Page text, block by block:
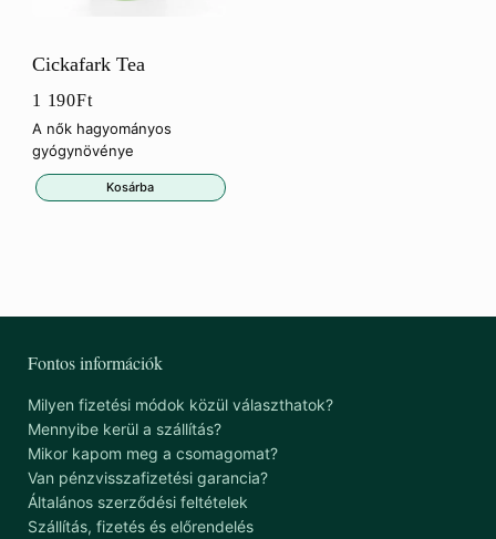
Cickafark Tea
1 190Ft
A nők hagyományos
gyógynövénye
Kosárba
Fontos információk
Milyen fizetési módok közül választhatok?
Mennyibe kerül a szállítás?
Mikor kapom meg a csomagomat?
Van pénzvisszafizetési garancia?
Általános szerződési feltételek
Szállítás, fizetés és előrendelés